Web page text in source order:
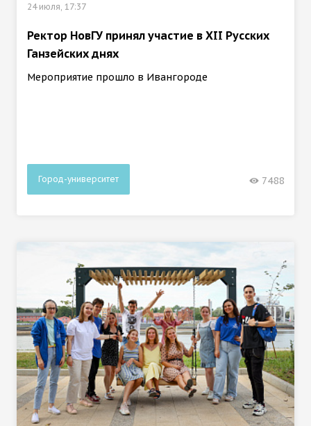
24 июля, 17:37
Ректор НовГУ принял участие в ХII Русских
Ганзейских днях
Мероприятие прошло в Ивангороде
Город-университет 7488